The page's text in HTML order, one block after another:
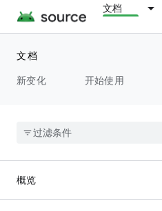
文档
文档
新变化
开始使用
概览